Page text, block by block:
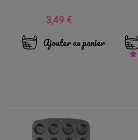
Prix
3,49 €
Ajouter au panier